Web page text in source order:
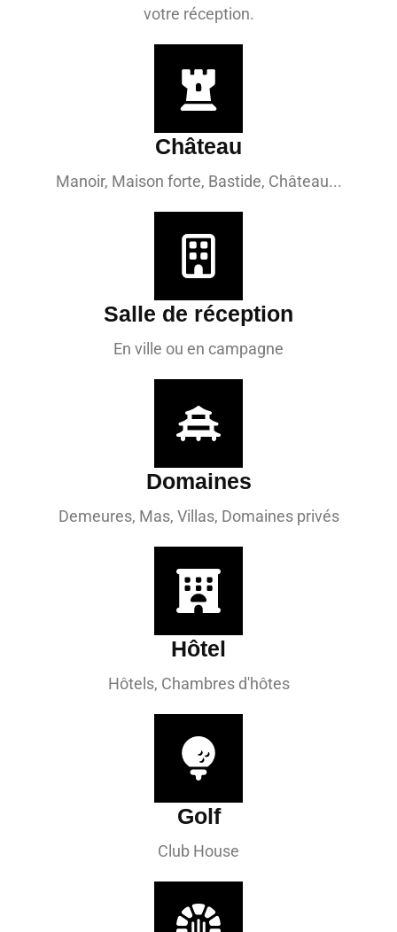
votre réception.
Château
Manoir, Maison forte, Bastide, Château...
Salle de réception
En ville ou en campagne
Domaines
Demeures, Mas, Villas, Domaines privés
Hôtel
Hôtels, Chambres d'hôtes
Golf
Club House